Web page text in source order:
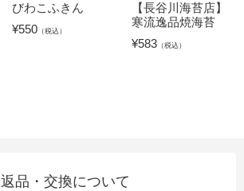
びわこふきん
¥550 （税込）
【長谷川海苔店】
寒流逸品焼海苔
¥583（税込）
返品・交換について